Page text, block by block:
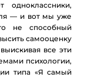
одноклассники,
— и вот мы уже
не способный
самооценку
все эти
психологии,
типа «Я самый